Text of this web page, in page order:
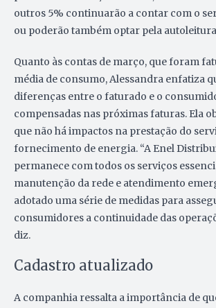
outros 5% continuarão a contar com o
ou poderão também optar pela
Quanto às contas de março, que foram
média de consumo, Alessandra enfatiza
diferenças entre o faturado e o
compensadas nas próximas faturas. Ela
que não há impactos na prestação do
fornecimento de energia. “A Enel
permanece com todos os serviços
manutenção da rede e atendimento
adotado uma série de medidas para
consumidores a continuidade das
diz.
Cadastro atualizado
A companhia ressalta a importância de